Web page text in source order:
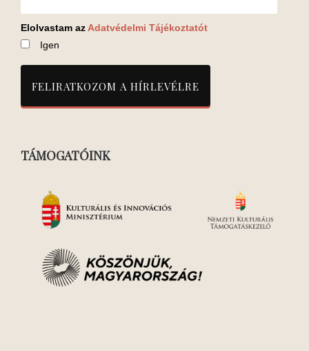
Elolvastam az Adatvédelmi Tájékoztatót
Igen
TÁMOGATÓINK